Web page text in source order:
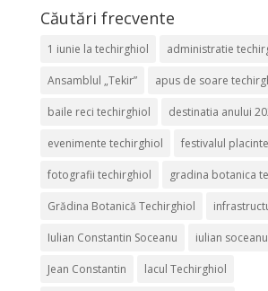
Căutări frecvente
1 iunie la techirghiol administratie
Ansamblul „Tekir” apus de soare
baile reci techirghiol destinatia anului
evenimente techirghiol festivalul
fotografii techirghiol gradina botanica
Grădina Botanică Techirghiol
Iulian Constantin Soceanu iulian
Jean Constantin lacul Techirghiol